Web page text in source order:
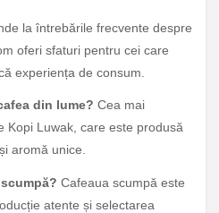
la întrebările frecvente despre
oferi sfaturi pentru cei care
experiența de consum.
din lume? Cea mai
Kopi Luwak, care este produsă
aromă unice.
Cafeaua scumpă este
atente și selectarea